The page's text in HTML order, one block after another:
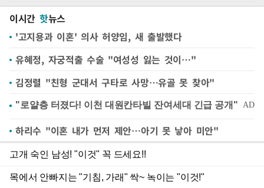
이시간 핫뉴스
'고지용과 이혼' 의사 허양임, 새 출발했다
유혜정, 자궁적출 수술 "여성성 잃는 것이…"
김정렬 "친형 군대서 구타로 사망…유골 못 찾아"
하리수 "이혼 내가 먼저 제안…아기 못 낳아 미안"